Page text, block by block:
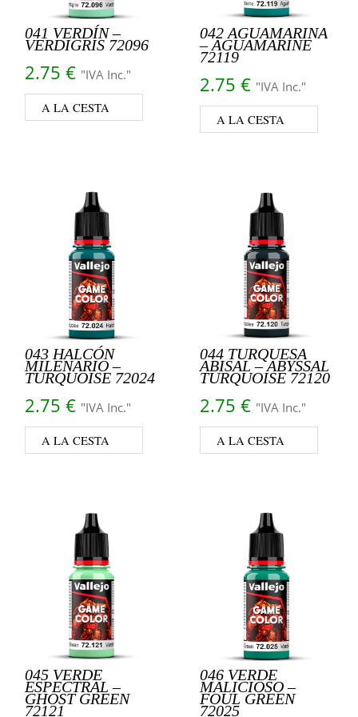
041 VERDÍN –
VERDIGRIS 72096
2.75 € "IVA Inc."
A LA CESTA
042 AGUAMARINA
– AGUAMARINE
72119
2.75 € "IVA Inc."
A LA CESTA
043 HALCÓN
MILENARIO –
TURQUOISE 72024
2.75 € "IVA Inc."
A LA CESTA
044 TURQUESA
ABISAL – ABYSSAL
TURQUOISE 72120
2.75 € "IVA Inc."
A LA CESTA
045 VERDE
ESPECTRAL –
GHOST GREEN
72121
046 VERDE
MALICIOSO –
FOUL GREEN
72025